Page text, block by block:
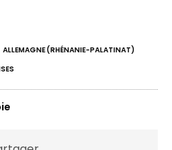
ALLEMAGNE (RHÉNANIE-PALATINAT)